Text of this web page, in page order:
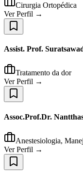
Cirurgia Ortopédica
Ver Perfil →
Assist. Prof.
Tratamento da dor
Ver Perfil →
Assoc.Prof.Dr.
Anestesiologia,
Ver Perfil →